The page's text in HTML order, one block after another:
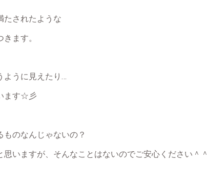
たされたような
ます。
ように見えたり…
ます☆彡
のなんじゃないの？
いますが、そんなことはないのでご安心ください＾＾